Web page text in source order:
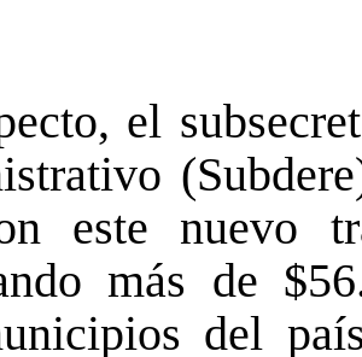
el
este nuevo
más de
del